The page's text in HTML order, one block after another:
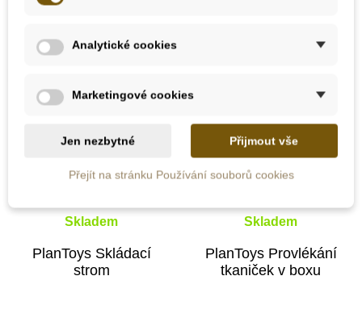
-10%
Skladem
PlanToys Skládací
strom
Skladem
PlanToys Provlékání
tkaniček v boxu
Analytické cookies
Marketingové cookies
Jen nezbytné Přijmout vše
Přejít na stránku Používání souborů cookies